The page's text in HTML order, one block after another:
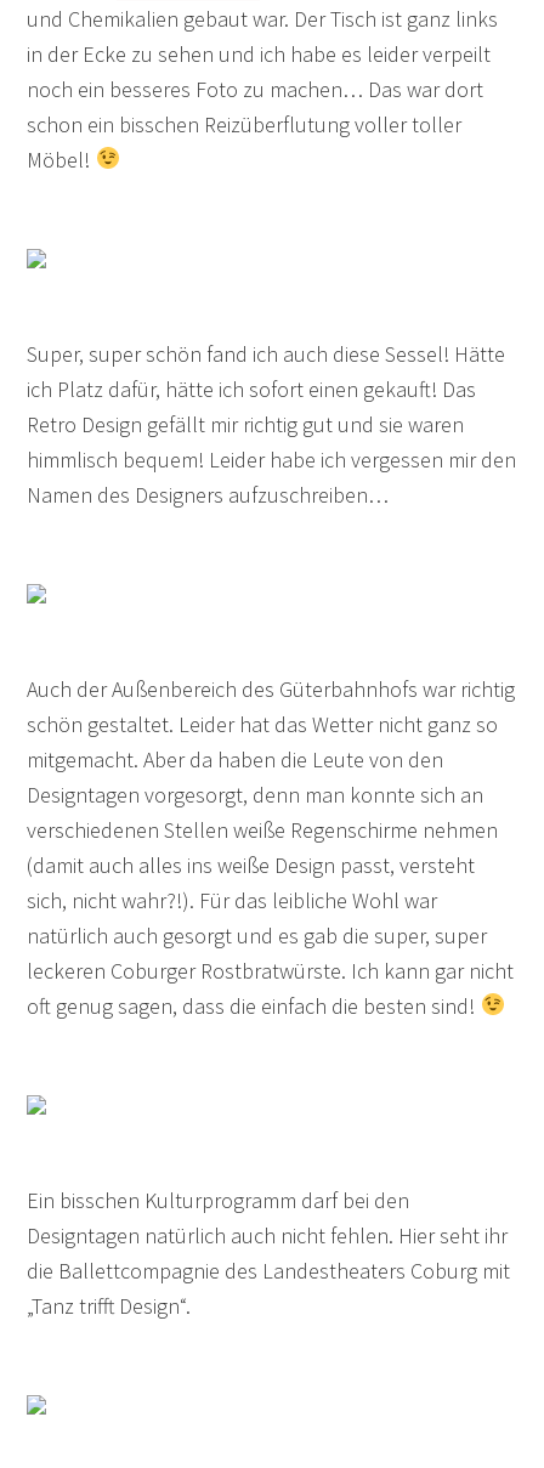
und Chemikalien gebaut war. Der Tisch ist ganz links
in der Ecke zu sehen und ich habe es leider verpeilt
noch ein besseres Foto zu machen… Das war dort
schon ein bisschen Reizüberflutung voller toller
Möbel!
Super, super schön fand ich auch diese Sessel! Hätte
ich Platz dafür, hätte ich sofort einen gekauft! Das
Retro Design gefällt mir richtig gut und sie waren
himmlisch bequem! Leider habe ich vergessen mir den
Namen des Designers aufzuschreiben…
Auch der Außenbereich des Güterbahnhofs war richtig
schön gestaltet. Leider hat das Wetter nicht ganz so
mitgemacht. Aber da haben die Leute von den
Designtagen vorgesorgt, denn man konnte sich an
verschiedenen Stellen weiße Regenschirme nehmen
(damit auch alles ins weiße Design passt, versteht
sich, nicht wahr?!). Für das leibliche Wohl war
natürlich auch gesorgt und es gab die super, super
leckeren Coburger Rostbratwürste. Ich kann gar nicht
oft genug sagen, dass die einfach die besten sind!
Ein bisschen Kulturprogramm darf bei den
Designtagen natürlich auch nicht fehlen. Hier seht ihr
die Ballettcompagnie des Landestheaters Coburg mit
„Tanz trifft Design“.